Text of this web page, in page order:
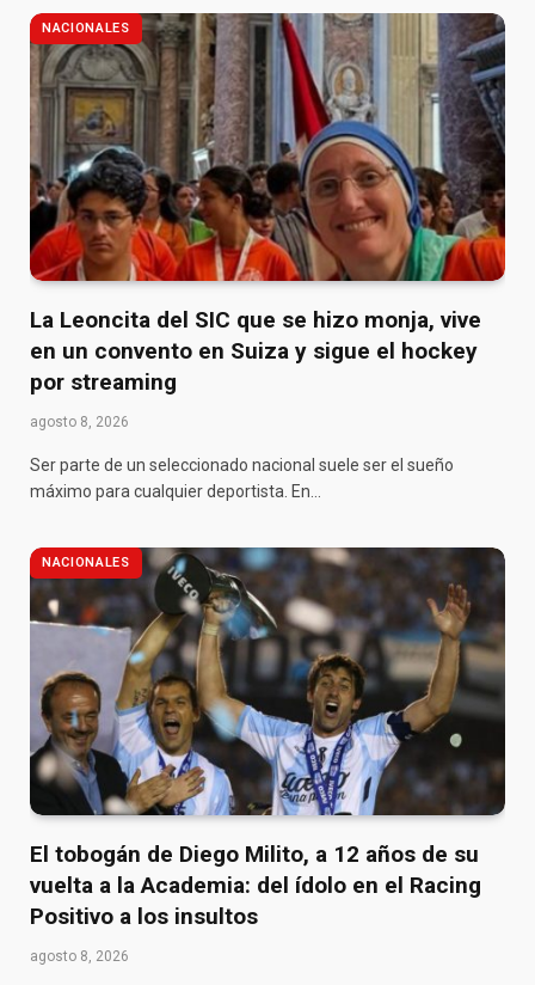
NACIONALES
La Leoncita del SIC que se hizo monja, vive
en un convento en Suiza y sigue el hockey
por streaming
agosto 8, 2026
Ser parte de un seleccionado nacional suele ser el sueño
máximo para cualquier deportista. En…
NACIONALES
El tobogán de Diego Milito, a 12 años de su
vuelta a la Academia: del ídolo en el Racing
Positivo a los insultos
agosto 8, 2026